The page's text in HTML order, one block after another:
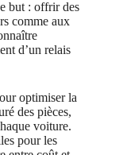
but : offrir des
comme aux
d’un relais
optimiser la
des pièces,
voiture.
pour les